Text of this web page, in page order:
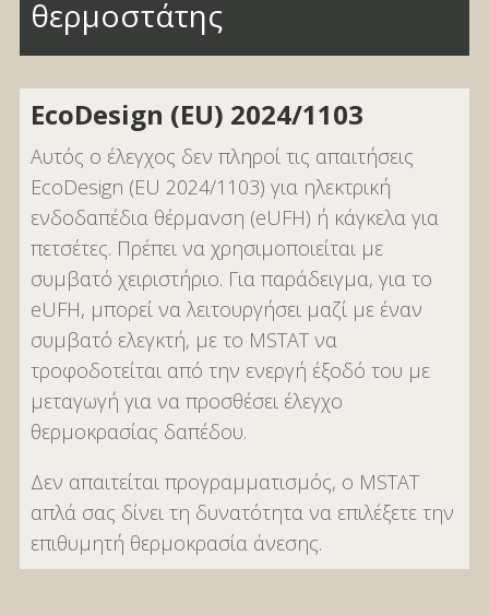
θερμοστάτης
EcoDesign (EU) 2024/1103
Αυτός ο έλεγχος δεν πληροί τις απαιτήσεις
EcoDesign (EU 2024/1103) για ηλεκτρική
ενδοδαπέδια θέρμανση (eUFH) ή κάγκελα για
πετσέτες. Πρέπει να χρησιμοποιείται με
συμβατό χειριστήριο. Για παράδειγμα, για το
eUFH, μπορεί να λειτουργήσει μαζί με έναν
συμβατό ελεγκτή, με το MSTAT να
τροφοδοτείται από την ενεργή έξοδό του με
μεταγωγή για να προσθέσει έλεγχο
θερμοκρασίας δαπέδου.
Δεν απαιτείται προγραμματισμός, ο MSTAT
απλά σας δίνει τη δυνατότητα να επιλέξετε την
επιθυμητή θερμοκρασία άνεσης.